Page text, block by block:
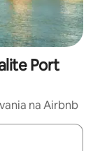
Port
na Airbnb